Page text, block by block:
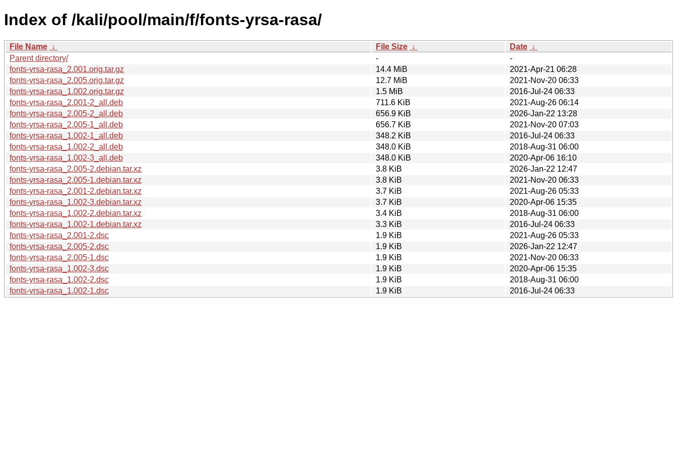
Index of /kali/pool/main/f/fonts-yrsa-rasa/
File Name ↓ File Size ↓ Date ↓
Parent directory/
-
-
fonts-yrsa-rasa_2.001.orig.tar.gz
14.4 MiB
2021-Apr-21 06:28
fonts-yrsa-rasa_2.005.orig.tar.gz
12.7 MiB
2021-Nov-20 06:33
fonts-yrsa-rasa_1.002.orig.tar.gz
1.5 MiB
2016-Jul-24 06:33
fonts-yrsa-rasa_2.001-2_all.deb
711.6 KiB
2021-Aug-26 06:14
fonts-yrsa-rasa_2.005-2_all.deb
656.9 KiB
2026-Jan-22 13:28
fonts-yrsa-rasa_2.005-1_all.deb
656.7 KiB
2021-Nov-20 07:03
fonts-yrsa-rasa_1.002-1_all.deb
348.2 KiB
2016-Jul-24 06:33
fonts-yrsa-rasa_1.002-2_all.deb
348.0 KiB
2018-Aug-31 06:00
fonts-yrsa-rasa_1.002-3_all.deb
348.0 KiB
2020-Apr-06 16:10
fonts-yrsa-rasa_2.005-2.debian.tar.xz
3.8 KiB
2026-Jan-22 12:47
fonts-yrsa-rasa_2.005-1.debian.tar.xz
3.8 KiB
2021-Nov-20 06:33
fonts-yrsa-rasa_2.001-2.debian.tar.xz
3.7 KiB
2021-Aug-26 05:33
fonts-yrsa-rasa_1.002-3.debian.tar.xz
3.7 KiB
2020-Apr-06 15:35
fonts-yrsa-rasa_1.002-2.debian.tar.xz
3.4 KiB
2018-Aug-31 06:00
fonts-yrsa-rasa_1.002-1.debian.tar.xz
3.3 KiB
2016-Jul-24 06:33
fonts-yrsa-rasa_2.001-2.dsc
1.9 KiB
2021-Aug-26 05:33
fonts-yrsa-rasa_2.005-2.dsc
1.9 KiB
2026-Jan-22 12:47
fonts-yrsa-rasa_2.005-1.dsc
1.9 KiB
2021-Nov-20 06:33
fonts-yrsa-rasa_1.002-3.dsc
1.9 KiB
2020-Apr-06 15:35
fonts-yrsa-rasa_1.002-2.dsc
1.9 KiB
2018-Aug-31 06:00
fonts-yrsa-rasa_1.002-1.dsc
1.9 KiB 2016-Jul-24 06:33